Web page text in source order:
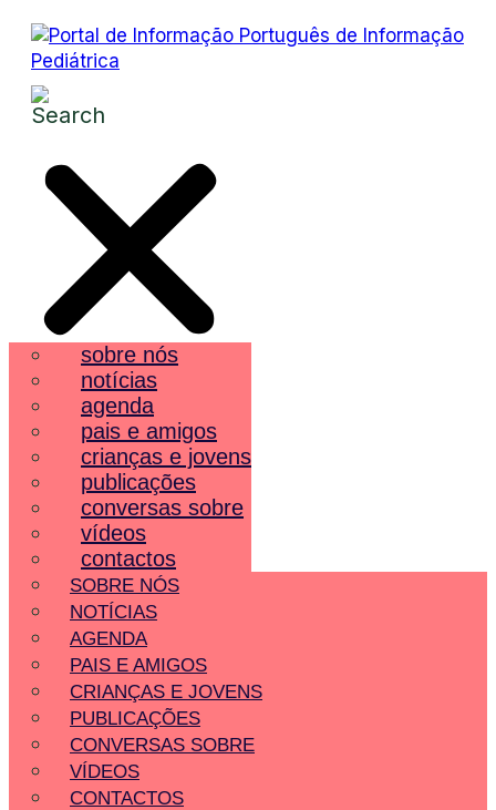
sobre nós
notícias
agenda
pais e amigos
crianças e jovens
publicações
conversas sobre
vídeos
contactos
SOBRE NÓS
NOTÍCIAS
AGENDA
PAIS E AMIGOS
CRIANÇAS E JOVENS
PUBLICAÇÕES
CONVERSAS SOBRE
VÍDEOS
CONTACTOS